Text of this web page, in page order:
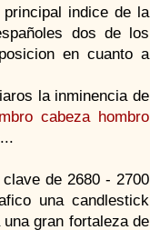
indice de la
dos de los
en cuanto a
la inminencia de
cabeza hombro
de 2680 - 2700
una candlestick
gran fortaleza de